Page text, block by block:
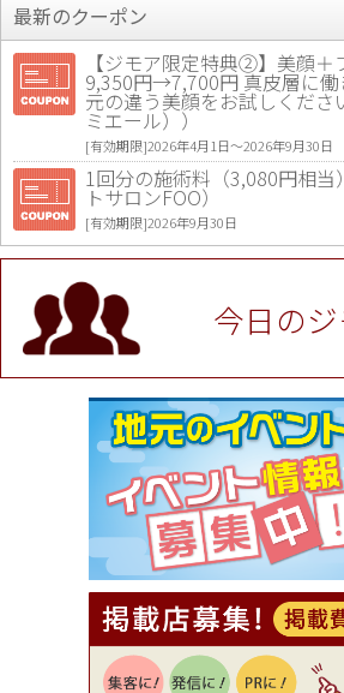
最新のクーポン
【ジモア限定特典②】美顔＋
9,350円→7,700円 真皮層に
元の違う美顔をお試しくだ
ミエール））
[有効期限]2026年4月1日〜2026年9月30日
1回分の施術料（3,080円相当
トサロンFOO）
[有効期限]2026年9月30日
値段提示後「ジモア見た」で
P！※チケットと新品商品は除
駅前店）
[有効期限]2026年9月30日
★ジモア限定特典★ お会計よ
ュラル＆ハンドメイドショッ
[有効期限]2026年9月30日まで
【ジモア限定①】初回割引 特
⇒8,800円（メンズ専門ワッ
（ミックル））
[有効期限]2026年9月30日
【ジモア読者特典2】コース
理5品+2時間飲み放題）（創
ore（ピアクオーレ））
[有効期限]2026年9月30日
【ジモア読者特典1】料理全
降（創作イタリアン Pia
[有効期限]2026年9月30日
今日の